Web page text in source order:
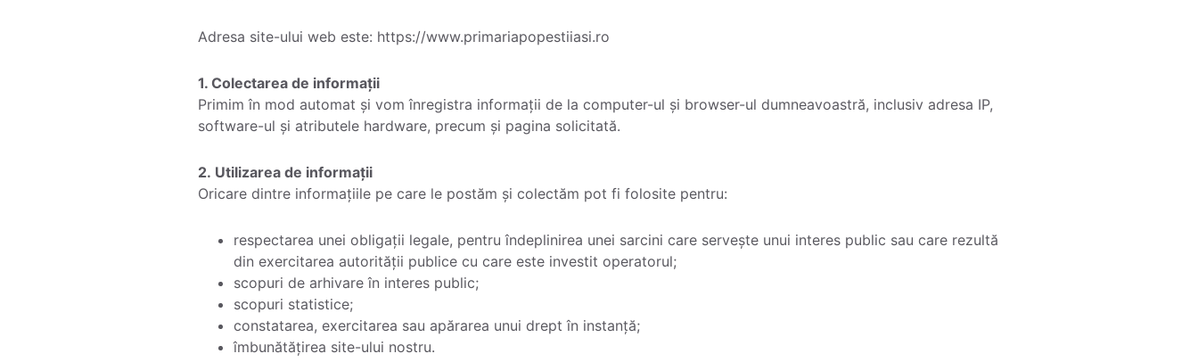
Adresa site-ului web este: https://www.primariapopestiiasi.ro
1. Colectarea de informații
Primim în mod automat și vom înregistra informații de la computer-ul și browser-ul dumneavoastră, inclusiv adresa IP,
software-ul și atributele hardware, precum și pagina solicitată.
2. Utilizarea de informații
Oricare dintre informațiile pe care le postăm și colectăm pot fi folosite pentru:
respectarea unei obligații legale, pentru îndeplinirea unei sarcini care servește unui interes public sau care rezultă
din exercitarea autorității publice cu care este investit operatorul;
scopuri de arhivare în interes public;
scopuri statistice;
constatarea, exercitarea sau apărarea unui drept în instanță;
îmbunătățirea site-ului nostru.